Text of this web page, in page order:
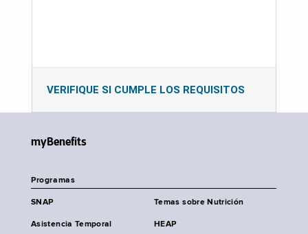
VERIFIQUE SI CUMPLE LOS REQUISITOS
myBenefits
Programas
SNAP Temas sobre Nutrición
Asistencia Temporal HEAP